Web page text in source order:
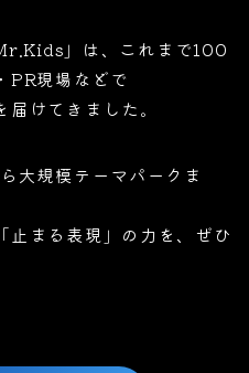
」は、これまで100
PR現場などで
届けてきました。
大規模テーマパークま
止まる表現」の力を、ぜひ